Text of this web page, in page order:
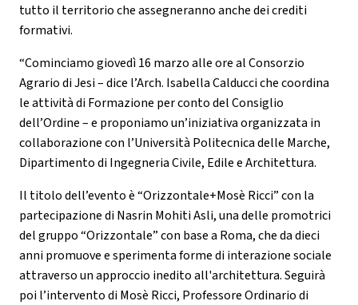
tutto il territorio che assegneranno anche dei crediti
formativi.
“Cominciamo giovedì 16 marzo alle ore al Consorzio
Agrario di Jesi – dice l’Arch. Isabella Calducci che coordina
le attività di Formazione per conto del Consiglio
dell’Ordine – e proponiamo un’iniziativa organizzata in
collaborazione con l’Università Politecnica delle Marche,
Dipartimento di Ingegneria Civile, Edile e Architettura.
Il titolo dell’evento è “Orizzontale+Mosè Ricci” con la
partecipazione di Nasrin Mohiti Asli, una delle promotrici
del gruppo “Orizzontale” con base a Roma, che da dieci
anni promuove e sperimenta forme di interazione sociale
attraverso un approccio inedito all'architettura. Seguirà
poi l’intervento di Mosè Ricci, Professore Ordinario di